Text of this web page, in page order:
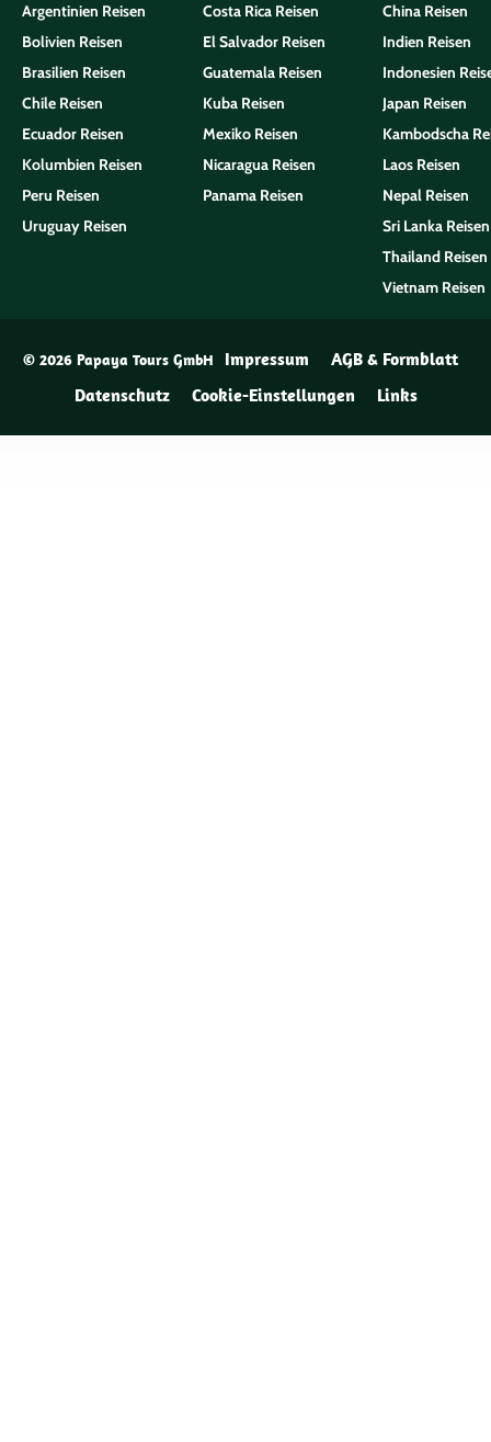
Argentinien Reisen
Bolivien Reisen
Brasilien Reisen
Chile Reisen
Ecuador Reisen
Kolumbien Reisen
Peru Reisen
Uruguay Reisen
Costa Rica Reisen
El Salvador Reisen
Guatemala Reisen
Kuba Reisen
Mexiko Reisen
Nicaragua Reisen
Panama Reisen
China Reisen
Indien Reisen
Indonesien
Japan Reisen
Kambodscha
Laos Reisen
Nepal Reisen
Sri Lanka Reisen
Thailand Reisen
Vietnam Reisen
© 2026 Papaya Tours GmbH Impressum
AGB & Formblatt
Datenschutz
Cookie-Einstellungen Links